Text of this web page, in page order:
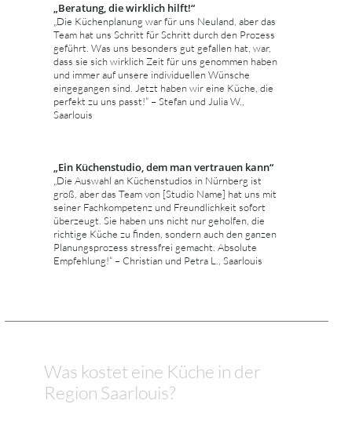
„Beratung, die wirklich hilft!“
„Die Küchenplanung war für uns Neuland, aber das
Team hat uns Schritt für Schritt durch den Prozess
geführt. Was uns besonders gut gefallen hat, war,
dass sie sich wirklich Zeit für uns genommen haben
und immer auf unsere individuellen Wünsche
eingegangen sind. Jetzt haben wir eine Küche, die
perfekt zu uns passt!“ – Stefan und Julia W.,
Saarlouis
„Ein Küchenstudio, dem man vertrauen kann“
„Die Auswahl an Küchenstudios in Nürnberg ist
groß, aber das Team von [Studio Name] hat uns mit
seiner Fachkompetenz und Freundlichkeit sofort
überzeugt. Sie haben uns nicht nur geholfen, die
richtige Küche zu finden, sondern auch den ganzen
Planungsprozess stressfrei gemacht. Absolute
Empfehlung!“ – Christian und Petra L., Saarlouis
Was kostet eine Küche in der
Region Saarlouis?